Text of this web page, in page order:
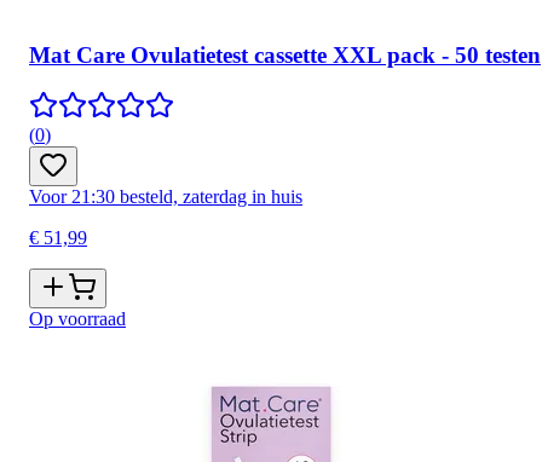
Mat Care Ovulatietest cassette XXL pack - 50 testen
(0)
Voor 21:30 besteld, zaterdag in huis
€ 51,99
Op voorraad